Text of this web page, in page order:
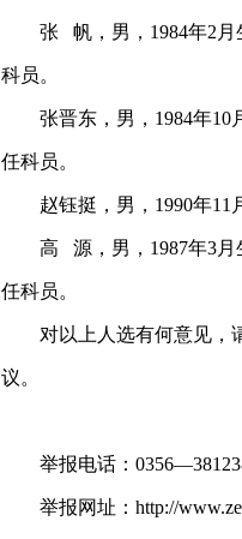
张 帆，男，1984年2月
科员。
张晋东，男，1984年
任科员。
赵钰挺，男，1990年
高 源，男，1987年3月
任科员。
对以上人选有何意见，
议。
举报电话：
举报网址：http://